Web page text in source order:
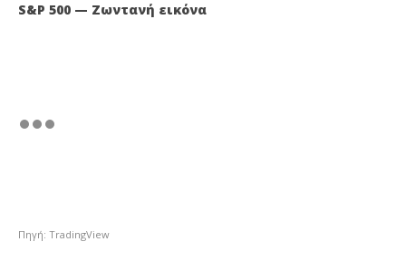
S&P 500 — Ζωντανή εικόνα
Πηγή: TradingView